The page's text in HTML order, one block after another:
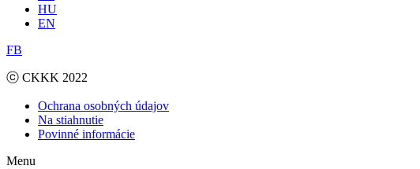
HU
EN
FB
ⓒ CKKK 2022
Ochrana osobných údajov
Na stiahnutie
Povinné informácie
Menu